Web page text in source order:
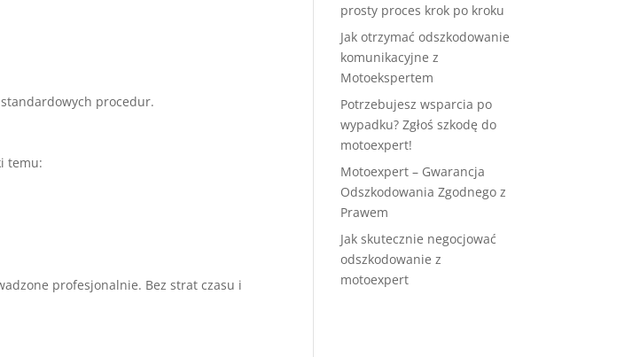
procedur.
temu:
profesjonalnie. Bez strat czasu i
prosty proces krok po kroku
Jak otrzymać odszkodowanie
komunikacyjne z
Motoekspertem
Potrzebujesz wsparcia po
wypadku? Zgłoś szkodę do
motoexpert!
Motoexpert – Gwarancja
Odszkodowania Zgodnego z
Prawem
Jak skutecznie negocjować
odszkodowanie z
motoexpert